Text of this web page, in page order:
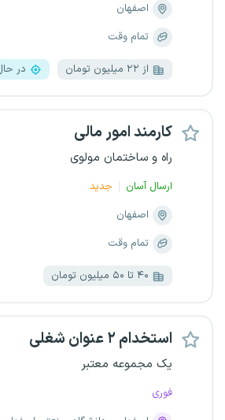
اصفهان
تمام وقت
از ۲۲ میلیون تومان در
کارمند امور مالی
راه و ساختمان مولوی
ارسال آسان
جدید
اصفهان
تمام وقت
۴۰ تا ۵۰ میلیون تومان
استخدام ۲ عنوان شغلی
یک مجموعه معتبر
فوری